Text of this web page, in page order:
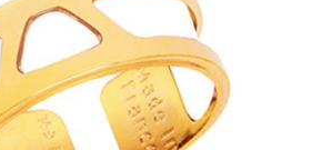
SWAROVSKI
AFFAIRES
CADEAUX